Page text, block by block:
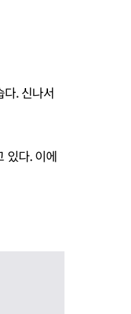
. 신나서
있다. 이에